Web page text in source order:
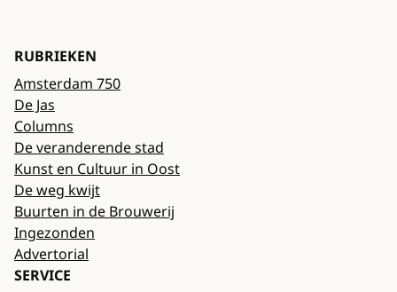
RUBRIEKEN
Amsterdam 750
De Jas
Columns
De veranderende stad
Kunst en Cultuur in Oost
De weg kwijt
Buurten in de Brouwerij
Ingezonden
Advertorial
SERVICE